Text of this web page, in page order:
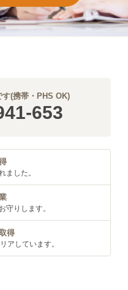
(携帯・PHS OK)
653
ました。
守りします。
得
アしています。